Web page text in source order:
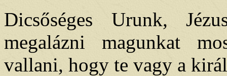
Dicsőséges Urunk,
megalázni magunkat
vallani, hogy te vagy a